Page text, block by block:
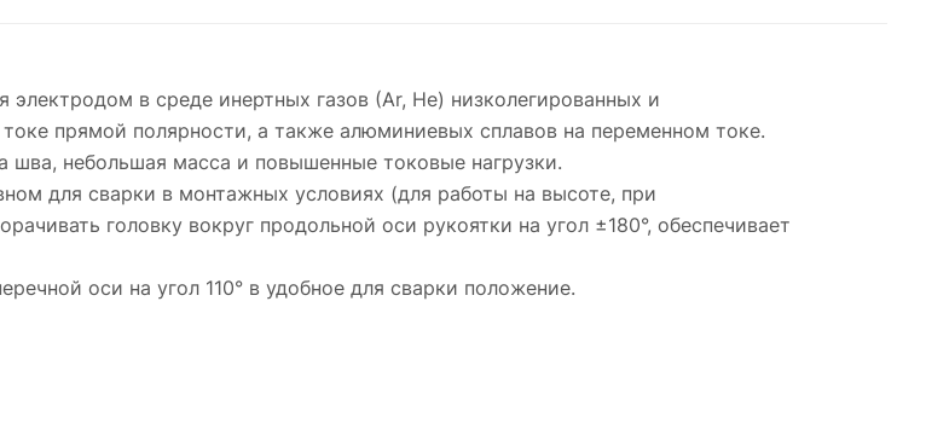
в среде инертных газов (Аr, Не) низколегированных и
прямой полярности, а также алюминиевых сплавов на переменном токе.
шва, небольшая масса и повышенные токовые нагрузки.
для сварки в монтажных условиях (для работы на высоте, при
головку вокруг продольной оси рукоятки на угол ±180°, обеспечивает
оси на угол 110° в удобное для сварки положение.